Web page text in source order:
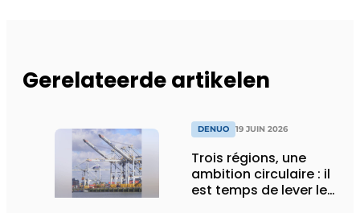
Gerelateerde artikelen
DENUO 19 JUIN 2026
Trois régions, une
ambition circulaire : il
est temps de lever les